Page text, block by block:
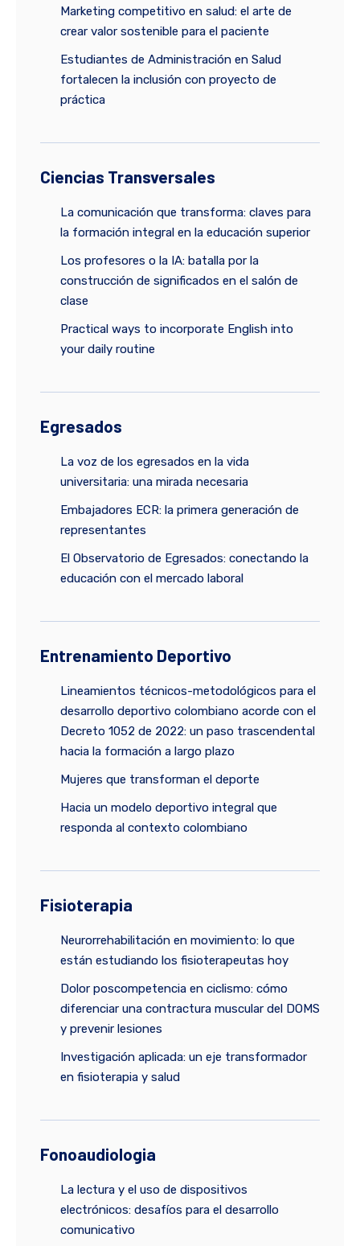
Marketing competitivo en salud: el arte de
crear valor sostenible para el paciente
Estudiantes de Administración en Salud
fortalecen la inclusión con proyecto de
práctica
Ciencias Transversales
La comunicación que transforma: claves para
la formación integral en la educación superior
Los profesores o la IA: batalla por la
construcción de significados en el salón de
clase
Practical ways to incorporate English into
your daily routine
Egresados
La voz de los egresados en la vida
universitaria: una mirada necesaria
Embajadores ECR: la primera generación de
representantes
El Observatorio de Egresados: conectando la
educación con el mercado laboral
Entrenamiento Deportivo
Lineamientos técnicos-metodológicos para el
desarrollo deportivo colombiano acorde con el
Decreto 1052 de 2022: un paso trascendental
hacia la formación a largo plazo
Mujeres que transforman el deporte
Hacia un modelo deportivo integral que
responda al contexto colombiano
Fisioterapia
Neurorrehabilitación en movimiento: lo que
están estudiando los fisioterapeutas hoy
Dolor poscompetencia en ciclismo: cómo
diferenciar una contractura muscular del DOMS
y prevenir lesiones
Investigación aplicada: un eje transformador
en fisioterapia y salud
Fonoaudiologia
La lectura y el uso de dispositivos
electrónicos: desafíos para el desarrollo
comunicativo